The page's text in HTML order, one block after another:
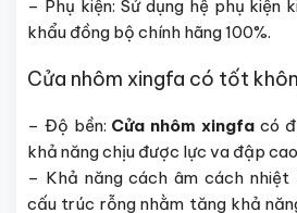
– Phụ kiện: Sử dụng hệ phụ kiện
khẩu đồng bộ chính hãng 100%.
Cửa nhôm xingfa có tốt
– Độ bền: Cửa nhôm xingfa có
khả năng chịu được lực va đập
– Khả năng cách âm cách
cấu trúc rỗng nhằm tăng khả